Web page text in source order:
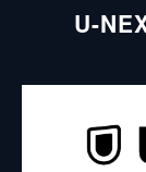
U-